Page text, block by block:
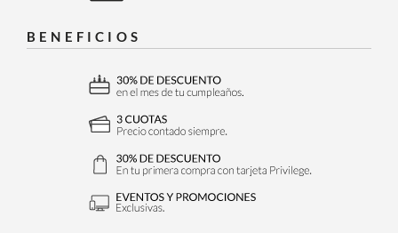
BENEFICIOS